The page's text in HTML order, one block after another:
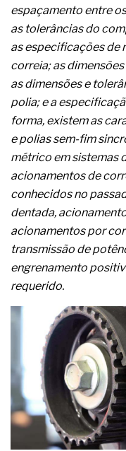
crônica
As
calvície
Quando
Os
O
morte
O
de
O
As
A
modelo
A IA
espaçamento entre
as tolerâncias do
as especificações de
correia; as
as dimensões e
polia; e a
forma, existem as
e polias sem-fim
métrico em sistemas
acionamentos de
conhecidos no
dentada,
acionamentos por
transmissão de
engrenamento
requerido.